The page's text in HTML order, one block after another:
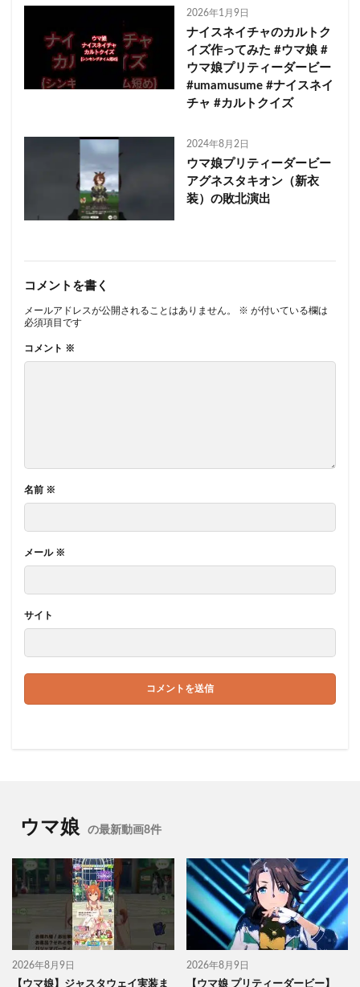
2026年1月9日
ナイスネイチャのカルトク
イズ作ってみた #ウマ娘 #
ウマ娘プリティーダービー
#umamusume #ナイスネイ
チャ #カルトクイズ
2024年8月2日
ウマ娘プリティーダービー
アグネスタキオン（新衣
装）の敗北演出
コメントを書く
メールアドレスが公開されることはありません。 ※ が付いている欄は
必須項目です
コメント ※
名前 ※
メール ※
サイト
ウマ娘 の最新動画8件
2026年8月9日
【ウマ娘】ジャスタウェイ実装ま
2026年8月9日
【ウマ娘 プリティーダービー】